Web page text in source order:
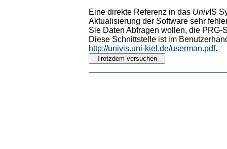
Eine direkte Referenz in das UnivIS
Aktualisierung der Software sehr
Sie Daten Abfragen wollen, die PRG-
Diese Schnittstelle ist im
http://univis.uni-kiel.de/userman.pdf.